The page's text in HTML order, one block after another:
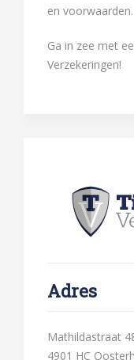
en voorwaarden.
Ga in zee met
Verzekeringen!
Adres
Mathildastraat
4901 HC